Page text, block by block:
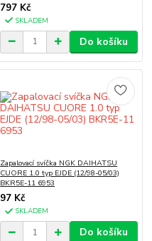
797 Kč
SKLADEM
Do košíku
Zapalovací svíčka NGK DAIHATSU
CUORE 1.0 typ EJDE (12/98-05/03)
BKR5E-11 6953
97 Kč
SKLADEM
Do košíku